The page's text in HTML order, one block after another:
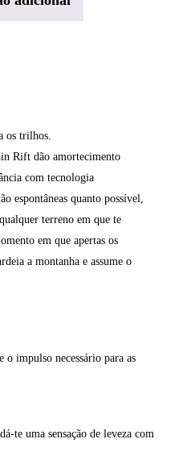
os trilhos.
Rift dão amortecimento
com tecnologia
espontâneas quanto possível,
terreno em que te
em que apertas os
a montanha e assume o
impulso necessário para as
te uma sensação de leveza com